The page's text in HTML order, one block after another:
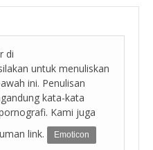
di
untuk menuliskan
ini. Penulisan
kata-kata
Kami juga
link.
Emoticon